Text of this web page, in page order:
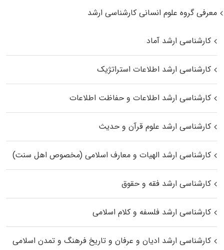
معرفی گروه علوم انسانی کارشناسی ارشد
کارشناسی ارشد آماد
کارشناسی ارشد اطلاعات استراتژیک
کارشناسی ارشد اطلاعات و حفاظت اطلاعات
کارشناسی ارشد علوم قرآن و حدیث
کارشناسی ارشد الهیات و معارف اسلامی (مخصوص اهل سنت)
کارشناسی ارشد فقه و حقوق
کارشناسی ارشد فلسفه و کلام اسلامی
کارشناسی ارشد ادیان و عرفان و تاریخ فرهنگ و تمدن اسلامی